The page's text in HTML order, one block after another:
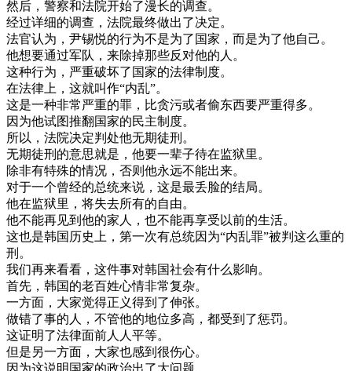
然后 ， 警察和法院开始了漫长的调查。
经过详细的调查 ， 法院最终做出了决定。
法官认为 ， 尹锡悦的行为不是为了 国家 ， 而是为了他自己。
他想要通过军队 ， 来除掉那些反对他的人。
这种行为 ， 严重破坏了 国家的法律制度。
在法律上 ， 这就叫作“内乱”。
这是一种非常严重的罪 ， 比贪污或者偷东西要严重得多。
因为他试图推翻国家的民主制度。
所以 ， 法院决定判处他无期徒刑 。
无期徒刑 的意思就是 ， 他要一辈子待在监狱里。
除非有特殊的情况 ， 否则 他永远不能出来。
对于一个曾经的总统来说 ， 这是最丢脸的结局。
他在监狱里 ， 将失去所有的自由。
他不能再见到 他的家人 ， 也不能再享受以前的生活。
这也是韩国历史上 ， 第一次有总统因为“内乱罪”被判 这么重的
刑 。
我们再来看看 ， 这件事对韩国社会有什么影响。
首先 ， 韩国的老百姓心情非常复杂。
一方面 ， 大家觉得正义得到 了伸张。
做错了事的人 ， 不管他的地位多高 ， 都受到 了惩罚。
这证明了法律面前人人平等。
但是另一方面 ， 大家也感到 很伤心。